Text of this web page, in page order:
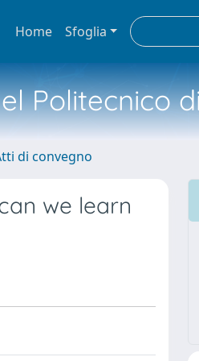
Home Sfoglia
Politecnico
di convegno
we learn